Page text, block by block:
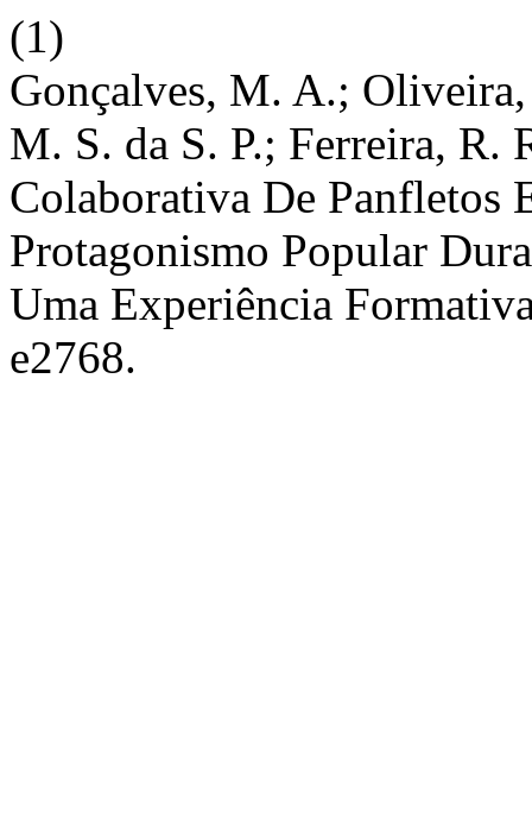
(1)
Gonçalves, M. A.;
M. S. da S. P.; Ferreira, R.
Colaborativa De Panfletos
Protagonismo Popular
Uma Experiência
e2768.